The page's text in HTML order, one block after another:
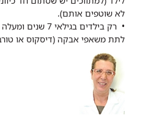
לא שוטפים אותם).
• רק בילדים
לתת משאפי אבקה (דיסקוס או